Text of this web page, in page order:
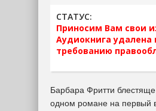
СТАТУС:
Приносим Вам свои
Аудиокнига удалена
требованию
Барбара Фритти
одном романе на первый